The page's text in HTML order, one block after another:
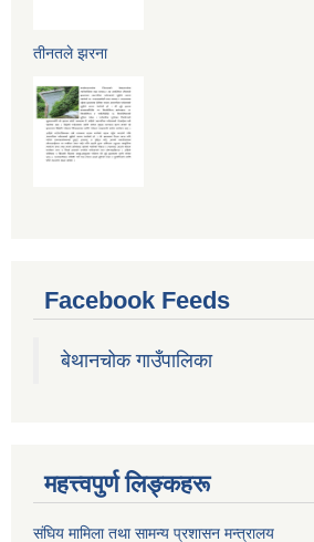
तीनतले झरना
Facebook Feeds
बेथानचोक गाउँपालिका
महत्त्वपुर्ण लिङ्कहरू
संघिय मामिला तथा सामन्य प्रशासन मन्त्रालय